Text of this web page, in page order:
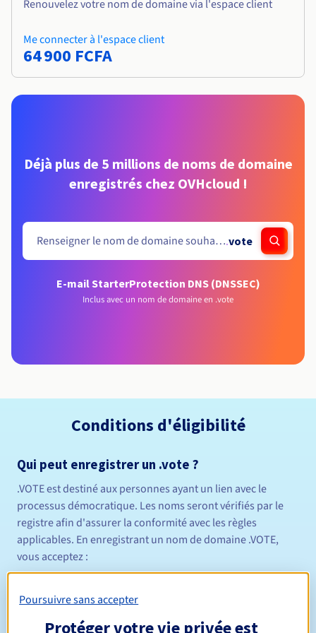
Renouvelez votre nom de domaine via l'espace client
Me connecter à l'espace client
64 900 FCFA
Déjà plus de 5 millions de noms de domaine
enregistrés chez OVHcloud !
.vote
E-mail StarterProtection DNS (DNSSEC)
Inclus avec un nom de domaine en .vote
Conditions d'éligibilité
Qui peut enregistrer un .vote ?
.VOTE est destiné aux personnes ayant un lien avec le
processus démocratique. Les noms seront vérifiés par le
registre afin d'assurer la conformité avec les règles
applicables. En enregistrant un nom de domaine .VOTE,
vous acceptez :
affiché ne doit pas induire en erreur.
de se conformer aux exigences de la politique
Poursuivre sans accepter
Protéger votre vie privée est